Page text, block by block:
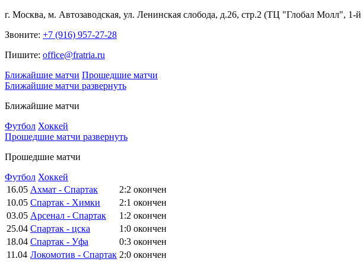
г. Москва, м. Автозаводская, ул. Ленинская слобода, д.26, стр.2 (ТЦ "Глобал Молл", 1-й
Звоните: +7 (916) 957-27-28
Пишите: office@fratria.ru
Ближайшие матчи Прошедшие матчи
Ближайшие матчи развернуть
Ближайшие матчи
Футбол Хоккей
Прошедшие матчи развернуть
Прошедшие матчи
Футбол Хоккей
16.05 Ахмат - Спартак 2:2 окончен
10.05 Спартак - Химки 2:1 окончен
03.05 Арсенал - Спартак 1:2 окончен
25.04 Спартак - цска 1:0 окончен
18.04 Спартак - Уфа 0:3 окончен
11.04 Локомотив - Спартак 2:0 окончен